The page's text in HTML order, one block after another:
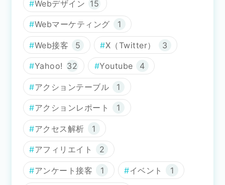
Webデザイン 15
Webマーケティング 1
Web接客 5 X（Twitter） 3
Yahoo! 32 Youtube 4
アクションテーブル 1
アクションレポート 1
アクセス解析 1
アフィリエイト 2
アンケート接客 1 イベント 1